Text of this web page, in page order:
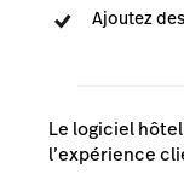
Ajoutez
Le logiciel
l’expérience